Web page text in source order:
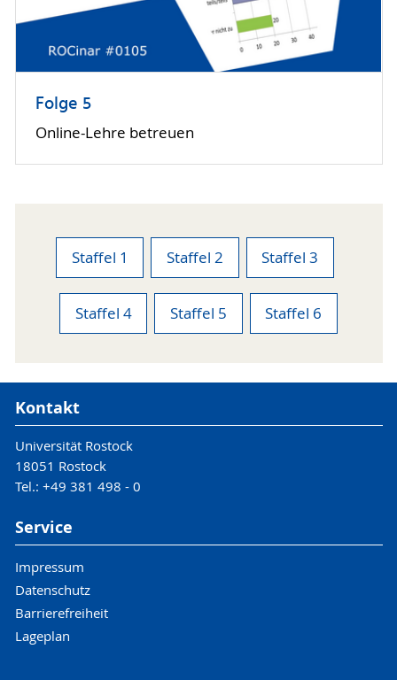
Folge 5
Online-Lehre betreuen
Staffel 1 Staffel 2 Staffel 3
Staffel 4 Staffel 5 Staffel 6
Kontakt
Universität Rostock
18051 Rostock
Tel.: +49 381 498 - 0
Service
Impressum
Datenschutz
Barrierefreiheit
Lageplan